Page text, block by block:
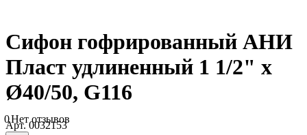
Сифон гофрированный АНИ
Пласт удлиненный 1 1/2" х
Ø40/50, G116
0Нет отзывов
Арт.0032153